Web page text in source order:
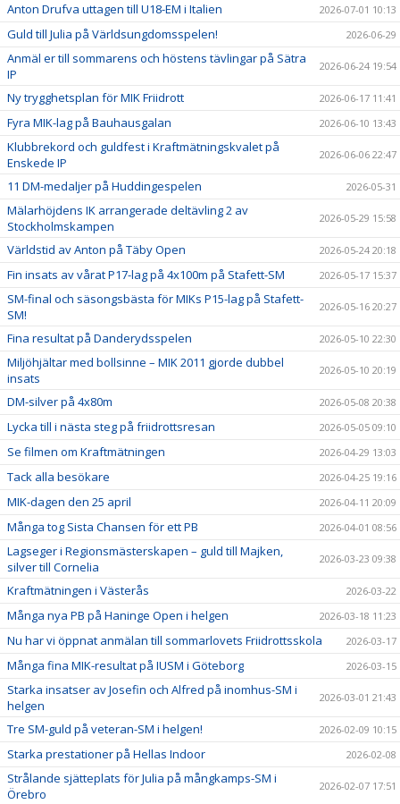
Anton Drufva uttagen till U18-EM i Italien 2026-07-01 10:13
Guld till Julia på Världsungdomsspelen! 2026-06-29
Anmäl er till sommarens och höstens tävlingar på Sätra
IP
2026-06-24 19:54
Ny trygghetsplan för MIK Friidrott 2026-06-17 11:41
Fyra MIK-lag på Bauhausgalan 2026-06-10 13:43
Klubbrekord och guldfest i Kraftmätningskvalet på
Enskede IP
2026-06-06 22:47
11 DM-medaljer på Huddingespelen 2026-05-31
Mälarhöjdens IK arrangerade deltävling 2 av
Stockholmskampen
2026-05-29 15:58
Världstid av Anton på Täby Open 2026-05-24 20:18
Fin insats av vårat P17-lag på 4x100m på Stafett-SM 2026-05-17 15:37
SM-final och säsongsbästa för MIKs P15-lag på Stafett-
SM!
2026-05-16 20:27
Fina resultat på Danderydsspelen 2026-05-10 22:30
Miljöhjältar med bollsinne – MIK 2011 gjorde dubbel
insats
2026-05-10 20:19
DM-silver på 4x80m 2026-05-08 20:38
Lycka till i nästa steg på friidrottsresan 2026-05-05 09:10
Se filmen om Kraftmätningen 2026-04-29 13:03
Tack alla besökare 2026-04-25 19:16
MIK-dagen den 25 april 2026-04-11 20:09
Många tog Sista Chansen för ett PB 2026-04-01 08:56
Lagseger i Regionsmästerskapen – guld till Majken,
silver till Cornelia
2026-03-23 09:38
Kraftmätningen i Västerås 2026-03-22
Många nya PB på Haninge Open i helgen 2026-03-18 11:23
Nu har vi öppnat anmälan till sommarlovets Friidrottsskola 2026-03-17
Många fina MIK-resultat på IUSM i Göteborg 2026-03-15
Starka insatser av Josefin och Alfred på inomhus-SM i
helgen
2026-03-01 21:43
Tre SM-guld på veteran-SM i helgen! 2026-02-09 10:15
Starka prestationer på Hellas Indoor 2026-02-08
Strålande sjätteplats för Julia på mångkamps-SM i
Örebro
2026-02-07 17:51